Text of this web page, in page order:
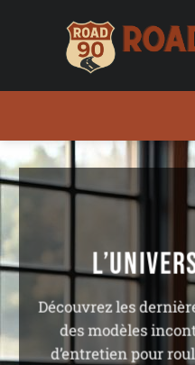
Découvrez les
des modèles
d’entretien pour